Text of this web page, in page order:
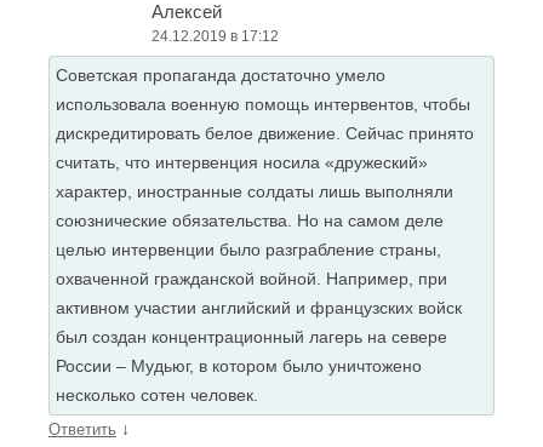
Алексей
24.12.2019 в 17:12
Советская пропаганда достаточно умело
использовала военную помощь интервентов, чтобы
дискредитировать белое движение. Сейчас принято
считать, что интервенция носила «дружеский»
характер, иностранные солдаты лишь выполняли
союзнические обязательства. Но на самом деле
целью интервенции было разграбление страны,
охваченной гражданской войной. Например, при
активном участии английский и французских войск
был создан концентрационный лагерь на севере
России – Мудьюг, в котором было уничтожено
несколько сотен человек.
Ответить ↓